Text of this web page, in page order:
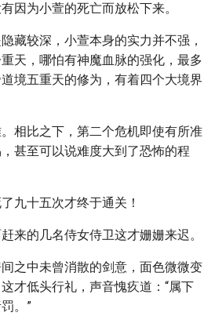
因为小萱的死亡而放松下来。
藏较深，小萱本身的实力并不强，
天，哪怕有神魔血脉的强化，最多
境五重天的修为，有着四个大境界
相比之下，第二个危机即使有所准
甚至可以说难度大到了恐怖的程
九十五次才终于通关！
来的几名侍女侍卫这才姗姗来迟。
之中未曾消散的剑意，面色微微变
才低头行礼，声音愧疚道：“属下
。”